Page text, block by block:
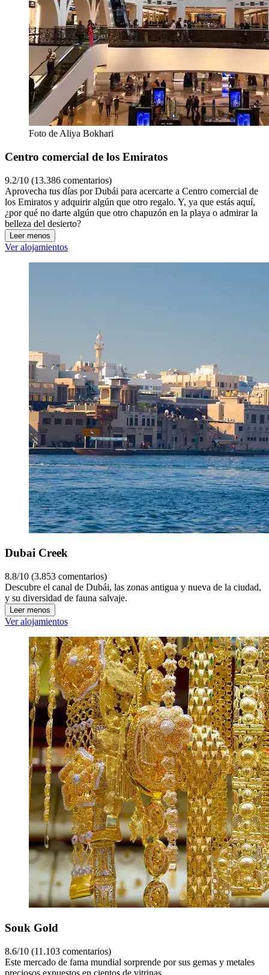
Foto de Aliya Bokhari
Centro comercial de los Emiratos
9.2/10 (13.386 comentarios)
Aprovecha tus días por Dubái para acercarte a Centro comercial de
los Emiratos y adquirir algún que otro regalo. Y, ya que estás aquí,
¿por qué no darte algún que otro chapuzón en la playa o admirar la
belleza del desierto?
Leer menos
Ver alojamientos
Dubai Creek
8.8/10 (3.853 comentarios)
Descubre el canal de Dubái, las zonas antigua y nueva de la ciudad,
y su diversidad de fauna salvaje.
Leer menos
Ver alojamientos
Souk Gold
8.6/10 (11.103 comentarios)
Este mercado de fama mundial sorprende por sus gemas y metales
preciosos expuestos en cientos de vitrinas.